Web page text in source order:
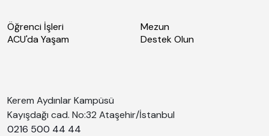
Öğrenci İşleri
ACU'da Yaşam
Mezun
Destek Olun
Kerem Aydınlar Kampüsü
Kayışdağı cad. No:32 Ataşehir/İstanbul
0216 500 44 44